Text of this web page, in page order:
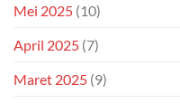
Mei 2025 (10)
April 2025 (7)
Maret 2025 (9)